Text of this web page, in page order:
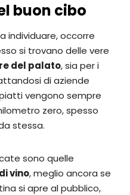
buon cibo
individuare, occorre
si trovano delle vere
del palato, sia per i
di aziende
vengono sempre
zero, spesso
stessa.
sono quelle
vino, meglio ancora se
si apre al pubblico,